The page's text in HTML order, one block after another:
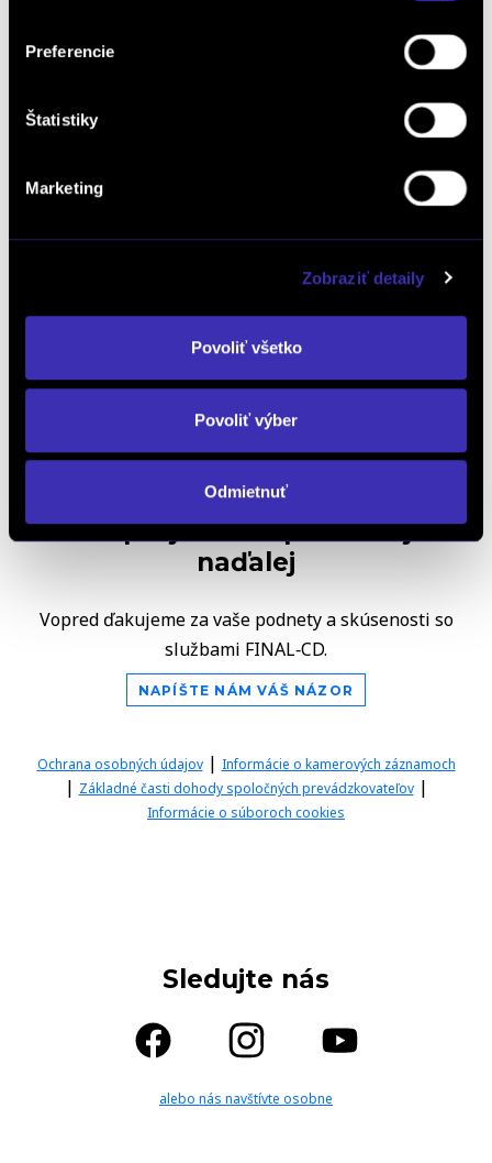
Preferencie
Štatistiky
Marketing
Zobraziť detaily
Povoliť všetko
Povoliť výber
Odmietnuť
Kalkulácia financovania
Výkup vozidiel
Zlepšujeme sa pre vás aj
naďalej
Vopred ďakujeme za vaše podnety a skúsenosti so
službami FINAL‑CD.
NAPÍŠTE NÁM VÁŠ NÁZOR
Ochrana osobných údajov| Informácie o kamerových záznamoch
| Základné časti dohody spoločných prevádzkovateľov|
Informácie o súboroch cookies
Sledujte nás
alebo nás navštívte osobne